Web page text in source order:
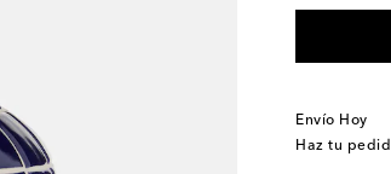
Envío Hoy
Haz tu